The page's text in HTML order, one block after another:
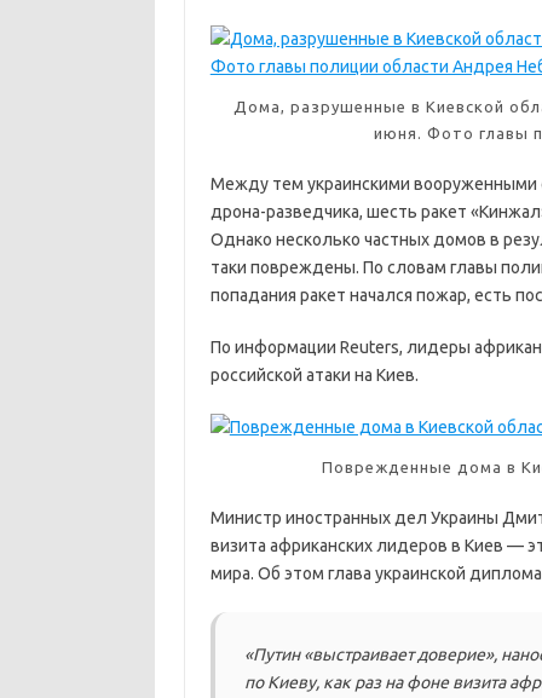
Дома, разрушенные в Киевской
июня. Фото главы
Между тем украинскими вооруженными
дрона-разведчика, шесть ракет
Однако несколько частных домов в
таки повреждены. По словам главы
попадания ракет начался пожар, есть
По информации Reuters, лидеры
российской атаки на Киев.
Поврежденные дома в
Министр иностранных дел Украины
визита африканских лидеров в Киев —
мира. Об этом глава украинской
«Путин «выстраивает доверие»,
по Киеву, как раз на фоне визита